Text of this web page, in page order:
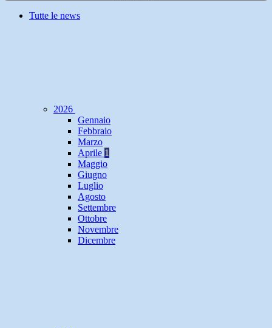
Tutte le news
2026
Gennaio
Febbraio
Marzo
Aprile 1
Maggio
Giugno
Luglio
Agosto
Settembre
Ottobre
Novembre
Dicembre